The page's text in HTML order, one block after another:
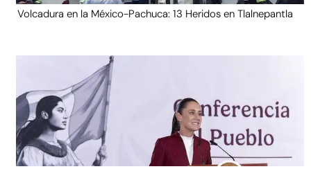
Volcadura en la México-Pachuca: 13 Heridos en Tlalnepantla